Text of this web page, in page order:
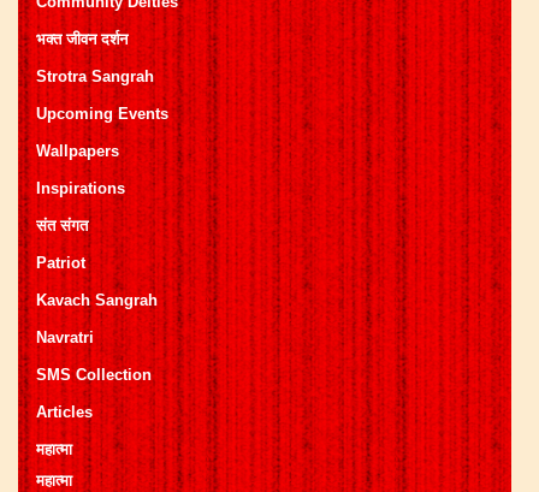
भक्त जीवन दर्शन
Strotra Sangrah
Upcoming Events
Wallpapers
Inspirations
संत संगत
Patriot
Kavach Sangrah
Navratri
SMS Collection
Articles
महात्मा
महात्मा